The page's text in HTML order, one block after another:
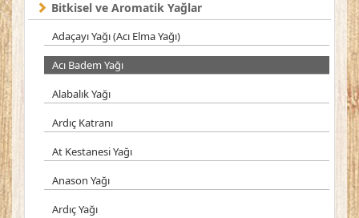
Bitkisel ve Aromatik Yağlar
Adaçayı Yağı (Acı Elma Yağı)
Acı Badem Yağı
Alabalık Yağı
Ardıç Katranı
At Kestanesi Yağı
Anason Yağı
Ardıç Yağı